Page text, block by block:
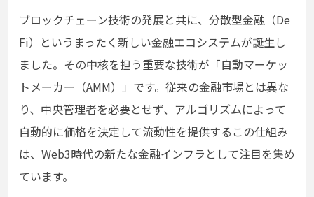
ブロックチェーン技術の発展と共に、分散型金融（De
Fi）というまったく新しい金融エコシステムが誕生し
ました。その中核を担う重要な技術が「自動マーケッ
トメーカー（AMM）」です。従来の金融市場とは異な
り、中央管理者を必要とせず、アルゴリズムによって
自動的に価格を決定して流動性を提供するこの仕組み
は、Web3時代の新たな金融インフラとして注目を集め
ています。